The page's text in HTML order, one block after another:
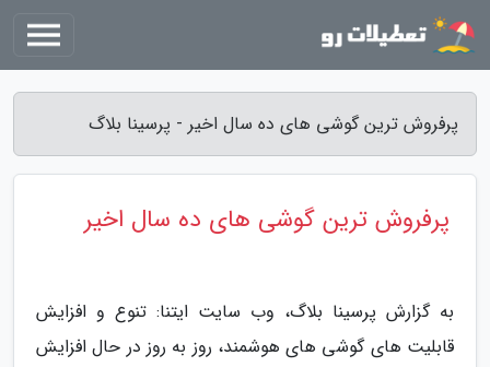
پرفروش ترین گوشی های ده سال اخیر - پرسینا بلاگ
پرفروش ترین گوشی های ده سال اخیر
به گزارش پرسینا بلاگ، وب سایت ایتنا: تنوع و افزایش
قابلیت های گوشی های هوشمند، روز به روز در حال افزایش